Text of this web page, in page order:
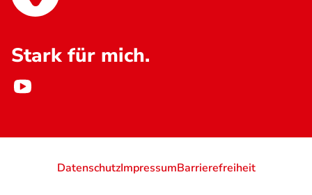
Stark für mich.
DatenschutzImpressumBarrierefreiheit